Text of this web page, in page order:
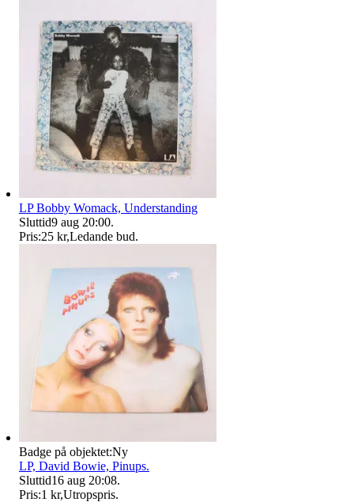
LP Bobby Womack, Understanding
Sluttid9 aug 20:00.
Pris:25 kr,Ledande bud.
Badge på objektet:Ny
LP, David Bowie, Pinups.
Sluttid16 aug 20:08.
Pris:1 kr,Utropspris.